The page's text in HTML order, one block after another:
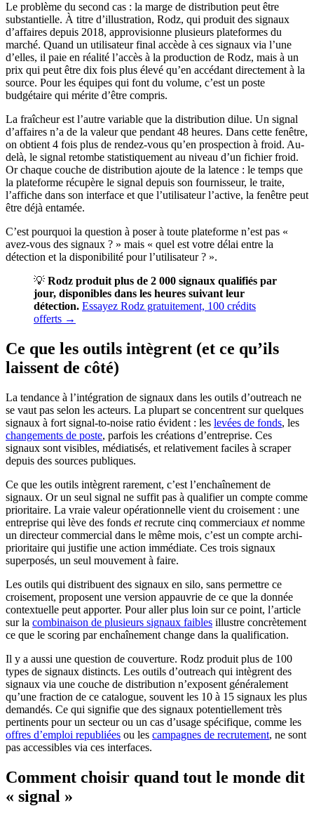
Le problème du second cas : la marge de distribution peut être
substantielle. À titre d’illustration, Rodz, qui produit des signaux
d’affaires depuis 2018, approvisionne plusieurs plateformes du
marché. Quand un utilisateur final accède à ces signaux via l’une
d’elles, il paie en réalité l’accès à la production de Rodz, mais à un
prix qui peut être dix fois plus élevé qu’en accédant directement à la
source. Pour les équipes qui font du volume, c’est un poste
budgétaire qui mérite d’être compris.
La fraîcheur est l’autre variable que la distribution dilue. Un signal
d’affaires n’a de la valeur que pendant 48 heures. Dans cette fenêtre,
on obtient 4 fois plus de rendez-vous qu’en prospection à froid. Au-
delà, le signal retombe statistiquement au niveau d’un fichier froid.
Or chaque couche de distribution ajoute de la latence : le temps que
la plateforme récupère le signal depuis son fournisseur, le traite,
l’affiche dans son interface et que l’utilisateur l’active, la fenêtre peut
être déjà entamée.
C’est pourquoi la question à poser à toute plateforme n’est pas «
avez-vous des signaux ? » mais « quel est votre délai entre la
détection et la disponibilité pour l’utilisateur ? ».
💡 Rodz produit plus de 2 000 signaux qualifiés par
jour, disponibles dans les heures suivant leur
détection. Essayez Rodz gratuitement, 100 crédits
offerts →
Ce que les outils intègrent (et ce qu’ils
laissent de côté)
La tendance à l’intégration de signaux dans les outils d’outreach ne
se vaut pas selon les acteurs. La plupart se concentrent sur quelques
signaux à fort signal-to-noise ratio évident : les levées de fonds, les
changements de poste, parfois les créations d’entreprise. Ces
signaux sont visibles, médiatisés, et relativement faciles à scraper
depuis des sources publiques.
Ce que les outils intègrent rarement, c’est l’enchaînement de
signaux. Or un seul signal ne suffit pas à qualifier un compte comme
prioritaire. La vraie valeur opérationnelle vient du croisement : une
entreprise qui lève des fonds etrecrute cinq commerciaux etnomme
un directeur commercial dans le même mois, c’est un compte archi-
prioritaire qui justifie une action immédiate. Ces trois signaux
superposés, un seul mouvement à faire.
Les outils qui distribuent des signaux en silo, sans permettre ce
croisement, proposent une version appauvrie de ce que la donnée
contextuelle peut apporter. Pour aller plus loin sur ce point, l’article
sur la combinaison de plusieurs signaux faibles illustre concrètement
ce que le scoring par enchaînement change dans la qualification.
Il y a aussi une question de couverture. Rodz produit plus de 100
types de signaux distincts. Les outils d’outreach qui intègrent des
signaux via une couche de distribution n’exposent généralement
qu’une fraction de ce catalogue, souvent les 10 à 15 signaux les plus
demandés. Ce qui signifie que des signaux potentiellement très
pertinents pour un secteur ou un cas d’usage spécifique, comme les
offres d’emploi republiées ou les campagnes de recrutement, ne sont
pas accessibles via ces interfaces.
Comment choisir quand tout le monde dit
« signal »